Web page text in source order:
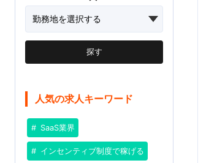
探す
人気の求人キーワード
SaaS業界
インセンティブ制度で稼げる